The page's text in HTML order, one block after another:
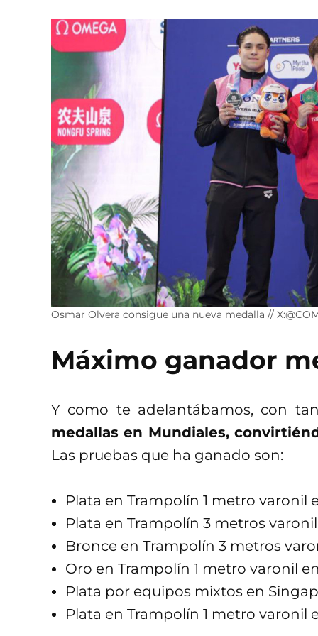
Osmar Olvera consigue una nueva medalla //
Máximo ganador
Y como te adelantábamos, con
medallas en Mundiales,
Las pruebas que ha ganado son:
Plata en Trampolín 1 metro varonil
Plata en Trampolín 3 metros
Bronce en Trampolín 3 metros
Oro en Trampolín 1 metro varonil
Plata por equipos mixtos en
Plata en Trampolín 1 metro varonil